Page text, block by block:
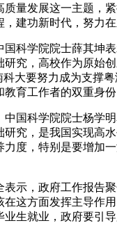
量发展这一主题，
建功新时代，努力
科学院院士薛其坤
究，高校作为原始
大要努力成为支撑
育工作者的双重身
国科学院院士杨学
究，是我国实现高
度，特别是要增加
示，政府工作报告
这方面发挥主导作
生就业，政府要引